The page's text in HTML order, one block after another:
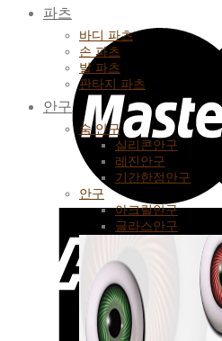
파츠
바디 파츠
손 파츠
발 파츠
판타지 파츠
안구
숨 안구
실리콘안구
레진안구
기간한정안구
안구
아크릴안구
글라스안구